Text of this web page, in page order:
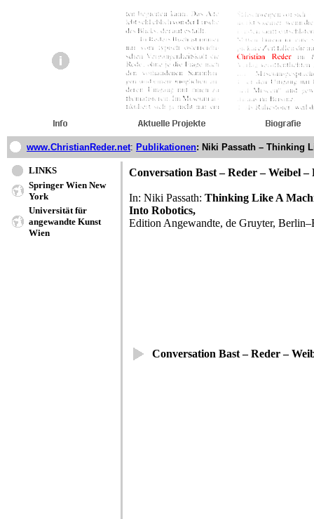
www.ChristianReder.net: Publikationen: Niki Passath – Thinking
LINKS
Springer Wien New
York
Universität für
angewandte Kunst
Wien
Conversation Bast – Reder – Weibel –
In: Niki Passath: Thinking Like A
Into Robotics,
Edition Angewandte, de Gruyter,
Conversation Bast – Reder –